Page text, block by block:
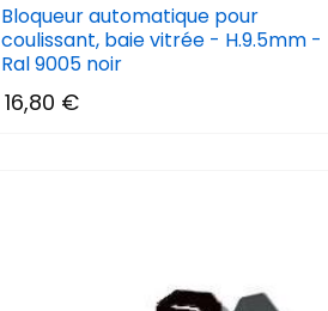
Bloqueur automatique pour
coulissant, baie vitrée - H.9.5mm -
Ral 9005 noir
16,80 €